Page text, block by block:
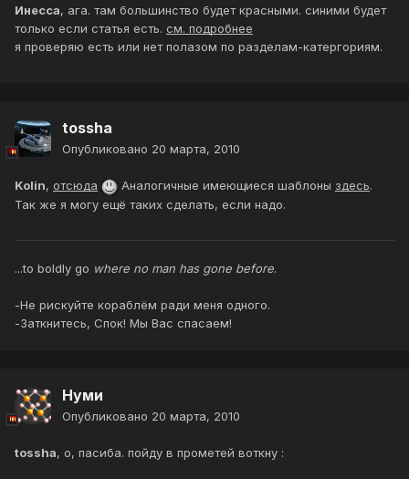
Инесса, ага. там большинство будет красными. синими будет
только если статья есть. см. подробнее
я проверяю есть или нет полазом по разделам-катергориям.
tossha
Опубликовано 20 марта, 2010
Kolin, отсюда Аналогичные имеющиеся шаблоны здесь.
Так же я могу ещё таких сделать, если надо.
...to boldly go where no man has gone before.
-Не рискуйте кораблём ради меня одного.
-Заткнитесь, Спок! Мы Вас спасаем!
Нуми
Опубликовано 20 марта, 2010
tossha, о, пасиба. пойду в прометей воткну :